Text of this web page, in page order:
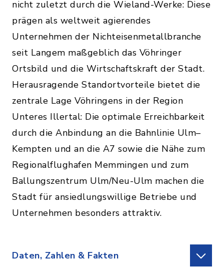
nicht zuletzt durch die Wieland-Werke: Diese
prägen als weltweit agierendes
Unternehmen der Nichteisenmetallbranche
seit Langem maßgeblich das Vöhringer
Ortsbild und die Wirtschaftskraft der Stadt.
Herausragende Standortvorteile bietet die
zentrale Lage Vöhringens in der Region
Unteres Illertal: Die optimale Erreichbarkeit
durch die Anbindung an die Bahnlinie Ulm–
Kempten und an die A7 sowie die Nähe zum
Regionalflughafen Memmingen und zum
Ballungszentrum Ulm/Neu-Ulm machen die
Stadt für ansiedlungswillige Betriebe und
Unternehmen besonders attraktiv.
Daten, Zahlen & Fakten